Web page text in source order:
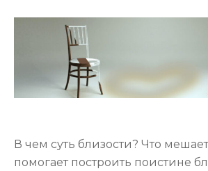
В чем суть близости? Что
помогает построить поистине